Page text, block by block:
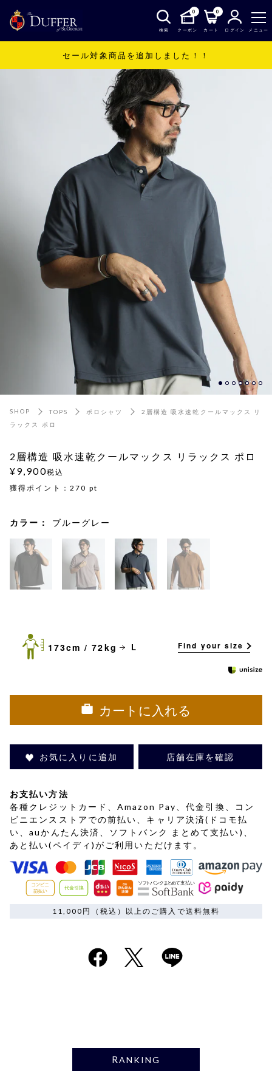
検索
0
クーポン
0
カート ログイン メニュー
セール対象商品を追加しました！！
SHOP TOPS ポロシャツ
2層構造 吸水速乾クールマックス リ
ラックス ポロ
2層構造 吸水速乾クールマックス リラックス ポロ
¥9,900税込
獲得ポイント： 270 pt
カラー： ブルーグレー
173cm / 72kg L Find your size
カートに入れる
お気に入りに追加 店舗在庫を確認
お支払い方法
各種クレジットカード、Amazon Pay、代金引換、コン
ビニエンスストアでの前払い、キャリア決済(ドコモ払
い、auかんたん決済、ソフトバンク まとめて支払い)、
あと払い(ペイディ)がご利用いただけます。
11,000円（税込）以上のご購入で送料無料
RANKING